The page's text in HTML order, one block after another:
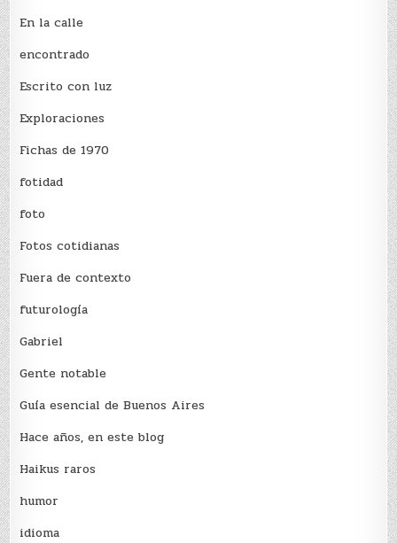
En la calle
encontrado
Escrito con luz
Exploraciones
Fichas de 1970
fotidad
foto
Fotos cotidianas
Fuera de contexto
futurología
Gabriel
Gente notable
Guía esencial de Buenos Aires
Hace años, en este blog
Haikus raros
humor
idioma